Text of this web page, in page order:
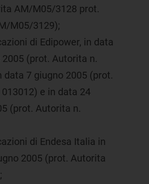
AM/M05/3128 prot.
M05/3129);
di Edipower, in data
(prot. Autorita n.
data 7 giugno 2005 (prot.
e in data 24
(prot. Autorita n.
di Endesa Italia in
2005 (prot. Autorita